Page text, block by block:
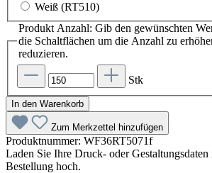
Weiß (RT510)
Produkt Anzahl: Gib den gewünschten
die Schaltflächen um die Anzahl zu
reduzieren.
Stk
In den Warenkorb
Zum Merkzettel hinzufügen
Produktnummer: WF36RT5071f
Laden Sie Ihre Druck- oder
Bestellung hoch.